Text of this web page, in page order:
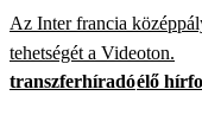
Az Inter francia
tehetségét a Videoton.
transzferhíradóélő